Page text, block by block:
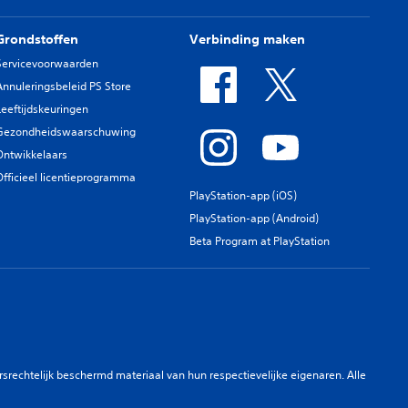
PS Store
licentieprogramma
Verbinding maken
PlayStation-app (iOS)
PlayStation-app (Android)
Beta Program at PlayStation
beschermd materiaal van hun respectievelijke eigenaren. Alle